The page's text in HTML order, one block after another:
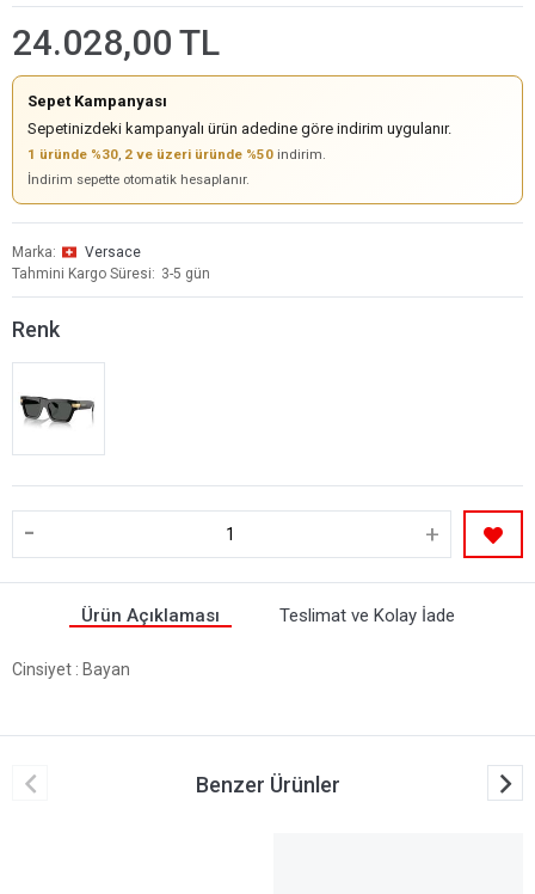
24.028,00 TL
Sepet Kampanyası
Sepetinizdeki kampanyalı ürün adedine göre indirim uygulanır.
1 üründe %30, 2 ve üzeri üründe %50 indirim.
İndirim sepette otomatik hesaplanır.
Marka
Versace
Tahmini Kargo Süresi
3-5 gün
Renk
- +
Ürün Açıklaması Teslimat ve Kolay İade
Cinsiyet : Bayan
Benzer Ürünler